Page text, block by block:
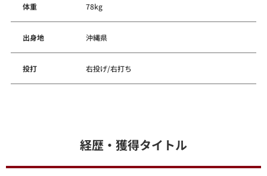
体重 78kg
出身地 沖縄県
投打 右投げ/右打ち
経歴・獲得タイトル